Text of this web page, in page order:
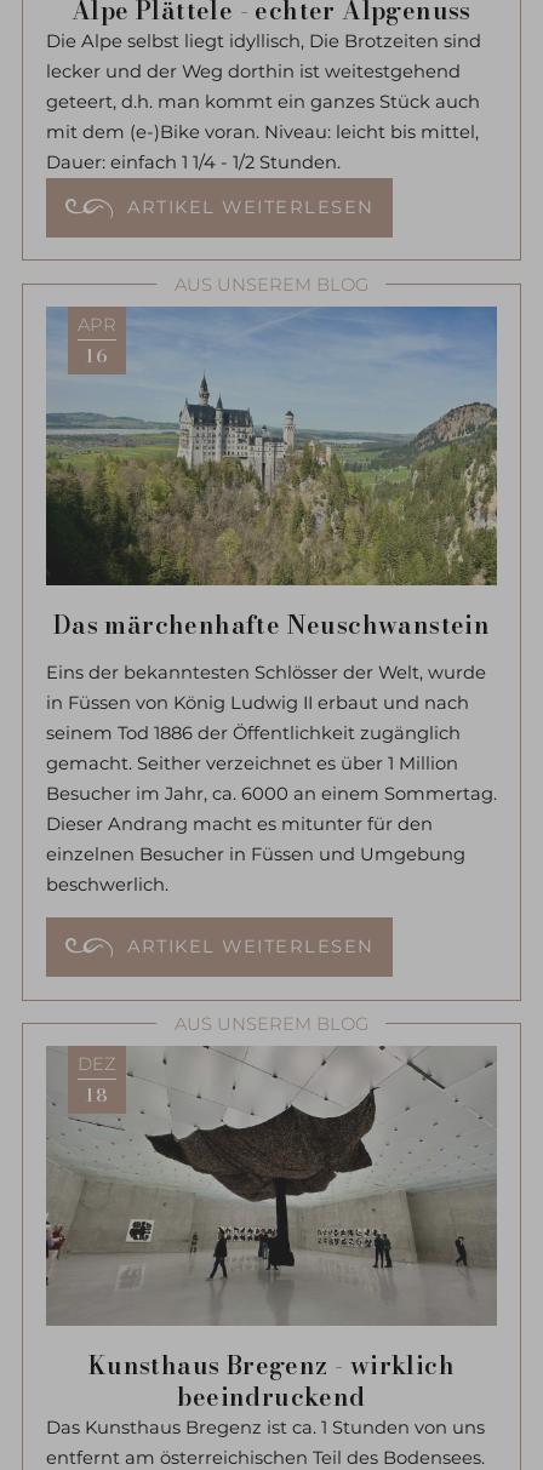
Alpe Plättele - echter Alpgenuss
Die Alpe selbst liegt idyllisch, Die Brotzeiten sind
lecker und der Weg dorthin ist weitestgehend
geteert, d.h. man kommt ein ganzes Stück auch
mit dem (e-)Bike voran. Niveau: leicht bis mittel,
Dauer: einfach 1 1/4 - 1/2 Stunden.
ARTIKEL WEITERLESEN
AUS UNSEREM BLOG
APR
16
Das märchenhafte Neuschwanstein
Eins der bekanntesten Schlösser der Welt, wurde
in Füssen von König Ludwig II erbaut und nach
seinem Tod 1886 der Öffentlichkeit zugänglich
gemacht. Seither verzeichnet es über 1 Million
Besucher im Jahr, ca. 6000 an einem Sommertag.
Dieser Andrang macht es mitunter für den
einzelnen Besucher in Füssen und Umgebung
beschwerlich.
ARTIKEL WEITERLESEN
AUS UNSEREM BLOG
DEZ
18
Kunsthaus Bregenz - wirklich
beeindruckend
Das Kunsthaus Bregenz ist ca. 1 Stunden von uns
entfernt am österreichischen Teil des Bodensees.